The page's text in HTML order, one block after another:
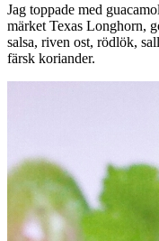
Jag toppade med
märket Texas Longhorn,
salsa, riven ost, rödlök,
färsk koriander.